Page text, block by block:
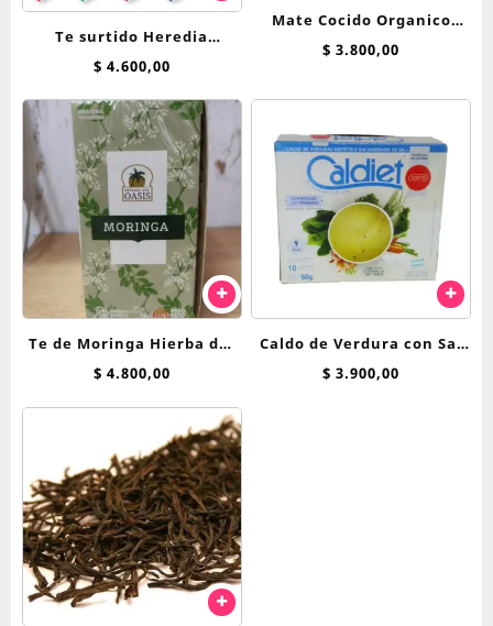
Te surtido Heredia
Bienestar saquitos
$ 4.600,00
Mate Cocido Organico
Hierbas Del Oasis x 25 saq
$ 3.800,00
Te de Moringa Hierba del
Oasis saquitos
$ 4.800,00
Caldo de Verdura con Sal
Caldiet x 10 sobres
$ 3.900,00